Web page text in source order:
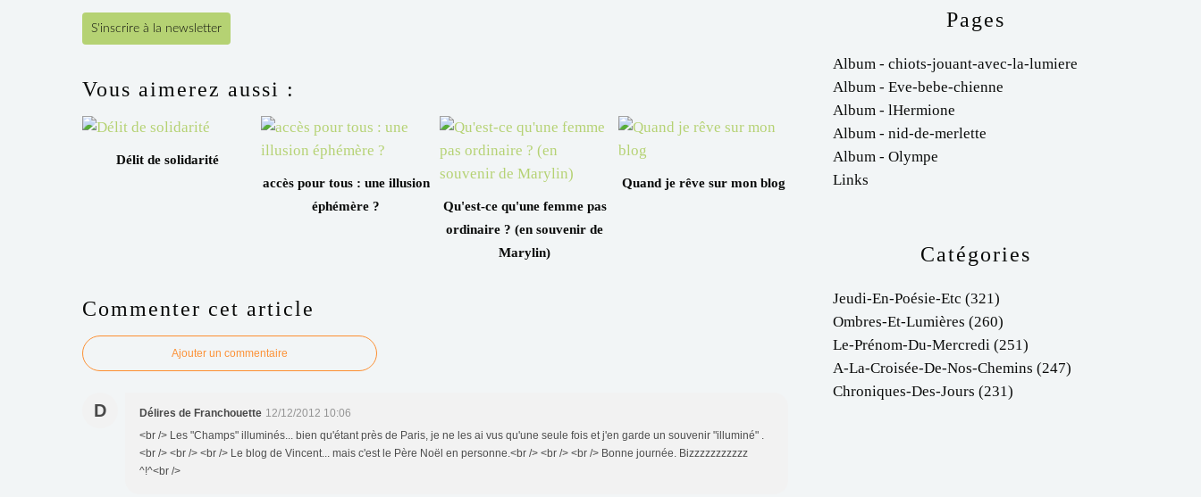
S'inscrire à la newsletter
Vous aimerez aussi :
Délit de solidarité
accès pour tous : une illusion
éphémère ?
Qu'est-ce qu'une femme pas
ordinaire ? (en souvenir de
Marylin)
Quand je rêve sur mon blog
Commenter cet article
Ajouter un commentaire
D Délires de Franchouette 12/12/2012 10:06
<br /> Les "Champs" illuminés... bien qu'étant près de Paris, je ne les ai vus qu'une seule fois et j'en garde un souvenir "illuminé" .
<br /> <br /> <br /> Le blog de Vincent... mais c'est le Père Noël en personne.<br /> <br /> <br /> Bonne journée. Bizzzzzzzzzzz
^!^<br />
Catégories
Jeudi-En-Poésie-Etc (321)
Ombres-Et-Lumières (260)
Le-Prénom-Du-Mercredi (251)
A-La-Croisée-De-Nos-Chemins (247)
Chroniques-Des-Jours (231)
Pages
Album - chiots-jouant-avec-la-lumiere
Album - Eve-bebe-chienne
Album - lHermione
Album - nid-de-merlette
Album - Olympe
Links